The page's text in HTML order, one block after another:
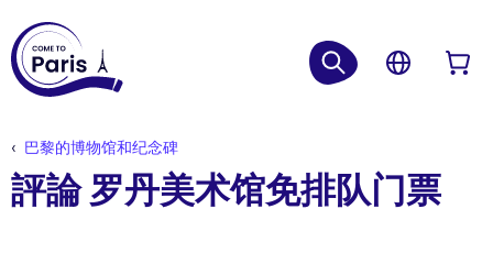
巴黎的博物馆和纪念碑
評論 罗丹美术馆免排队门票